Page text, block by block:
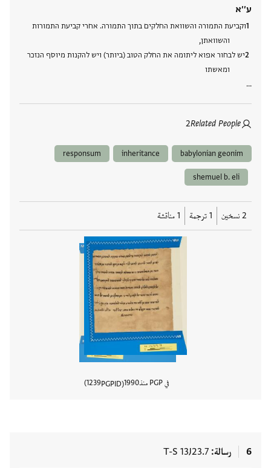
ע׳׳א
וקביעת התמורה והשוואת החלקים בתוך התמורה. אחרי קביעת התמורות
והשוואתן,
יש לבחור אפוא ליתומה את החלק הטוב (ביותר) ויש להקנות מיוסף הנזכר
ומאשתו
…
Related People
2
babylonian geonim
inheritance
responsum
shemuel b. eli
2 نسخين 1 ترجمة 1 مناقشة
في PGP منذ 1990
PGPID
1239
6 رسالة T-S 13J23.7